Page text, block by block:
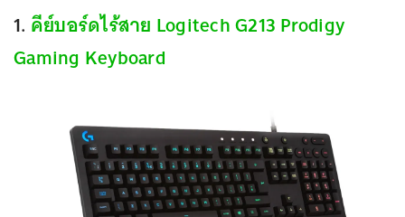
1. คีย์บอร์ดไร้สาย Logitech G213 Prodigy
Gaming Keyboard